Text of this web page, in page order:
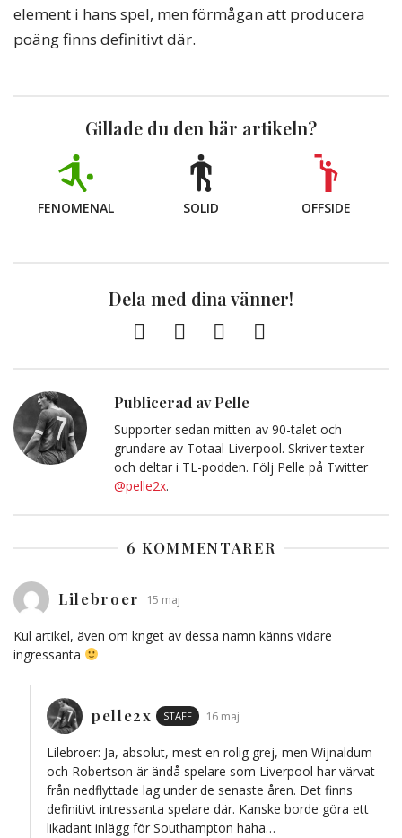
element i hans spel, men förmågan att producera
poäng finns definitivt där.
Gillade du den här artikeln?
FENOMENAL SOLID OFFSIDE
Dela med dina vänner!
FacebookTwitter
Kopiera
till
Publicerad av Pelle
Supporter sedan mitten av 90-talet och
grundare av Totaal Liverpool. Skriver texter
och deltar i TL-podden. Följ Pelle på Twitter
@pelle2x.
6 KOMMENTARER
Lilebroer 15 maj
Kul artikel, även om knget av dessa namn känns vidare
ingressanta
pelle2x STAFF 16 maj
Lilebroer: Ja, absolut, mest en rolig grej, men Wijnaldum
och Robertson är ändå spelare som Liverpool har värvat
från nedflyttade lag under de senaste åren. Det finns
definitivt intressanta spelare där. Kanske borde göra ett
likadant inlägg för Southampton haha…